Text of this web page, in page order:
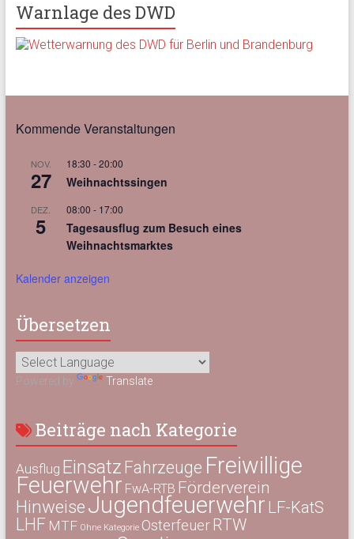
Warnlage des DWD
Kommende Veranstaltungen
NOV.
27
18:30 -20:00
Weihnachtssingen
DEZ.
5
08:00 - 17:00
Tagesausflug zum Besuch eines
Weihnachtsmarktes
Kalender anzeigen
Übersetzen
Powered by Translate
Beiträge nach Kategorie
Ausflug Einsatz Fahrzeuge Freiwillige
Feuerwehr FwA-RTB Förderverein
HinweiseJugendfeuerwehr LF-KatS
LHF MTF Ohne Kategorie Osterfeuer RTW